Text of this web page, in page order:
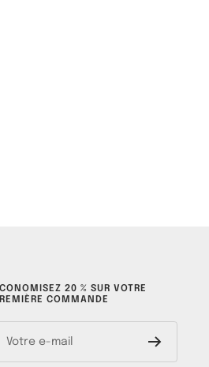
20 % SUR VOTRE
COMMANDE
Votre e-mail